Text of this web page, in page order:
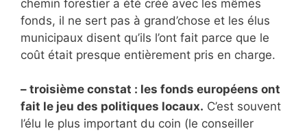
chemin forestier a été créé avec les mêmes
fonds, il ne sert pas à grand’chose et les élus
municipaux disent qu’ils l’ont fait parce que le
coût était presque entièrement pris en charge.
– troisième constat : les fonds européens ont
fait le jeu des politiques locaux. C’est souvent
l’élu le plus important du coin (le conseiller